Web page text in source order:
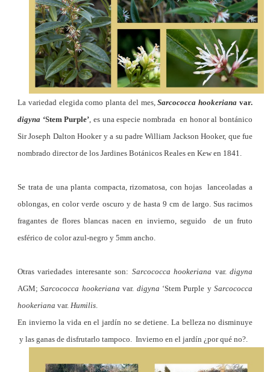
La variedad elegida como planta del mes,Sarcococca hookeriana var.
digyna ‘Stem Purple’ , es una especie nombrada en honor al bontánico
Sir Joseph Dalton Hooker y a su padre William Jackson Hooker, que fue
nombrado director de los Jardines Botánicos Reales en Kew en 1841.
Se trata de una planta compacta, rizomatosa, con hojas lanceoladas a
oblongas, en color verde oscuro y de hasta 9 cm de largo. Sus racimos
fragantes de flores blancas nacen en invierno, seguido de un fruto
esférico de color azul-negro y 5mm ancho.
Otras variedades interesante son: Sarcococca hookeriana var.digyna
AGM;Sarcococca hookeriana var. digyna ‘Stem Purple y Sarcococca
hookeriana var. Humilis
En invierno la vida en el jardín no se detiene. La belleza no disminuye
y las ganas de disfrutarlo tampoco. Invierno en el jardín ¿por qué no?.